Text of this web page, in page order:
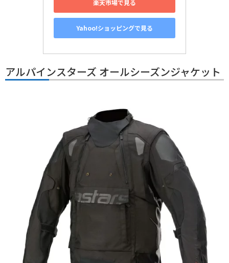
楽天市場で見る
Yahoo!ショッピングで見る
アルパインスターズ オールシーズンジャケット